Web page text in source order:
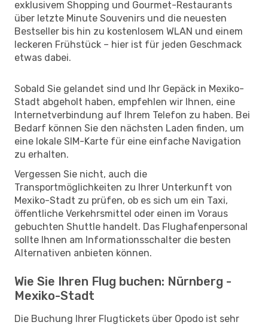
exklusivem Shopping und Gourmet-Restaurants
über letzte Minute Souvenirs und die neuesten
Bestseller bis hin zu kostenlosem WLAN und einem
leckeren Frühstück – hier ist für jeden Geschmack
etwas dabei.
Sobald Sie gelandet sind und Ihr Gepäck in Mexiko-
Stadt abgeholt haben, empfehlen wir Ihnen, eine
Internetverbindung auf Ihrem Telefon zu haben. Bei
Bedarf können Sie den nächsten Laden finden, um
eine lokale SIM-Karte für eine einfache Navigation
zu erhalten.
Vergessen Sie nicht, auch die
Transportmöglichkeiten zu Ihrer Unterkunft von
Mexiko-Stadt zu prüfen, ob es sich um ein Taxi,
öffentliche Verkehrsmittel oder einen im Voraus
gebuchten Shuttle handelt. Das Flughafenpersonal
sollte Ihnen am Informationsschalter die besten
Alternativen anbieten können.
Wie Sie Ihren Flug buchen: Nürnberg -
Mexiko-Stadt
Die Buchung Ihrer Flugtickets über Opodo ist sehr